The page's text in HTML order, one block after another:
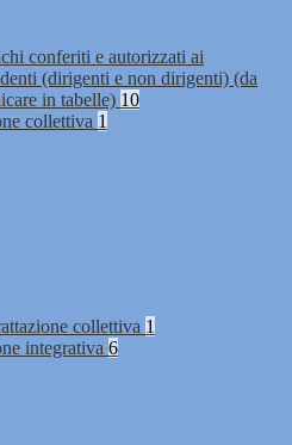
conferiti e autorizzati ai
(dirigenti e non dirigenti) (da
in tabelle) 10
collettiva 1
collettiva 1
integrativa 6